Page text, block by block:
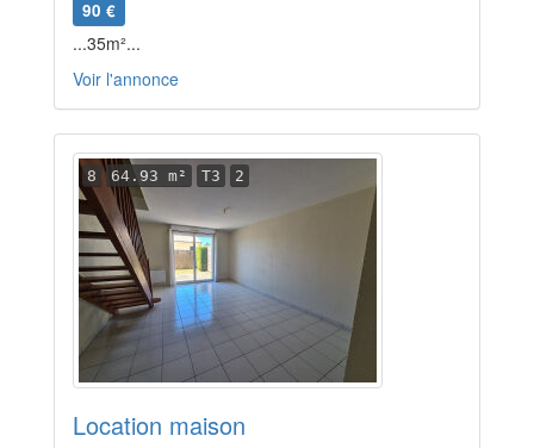
90 €
...35m²...
Voir l'annonce
8 64.93 m² T3 2
Location maison